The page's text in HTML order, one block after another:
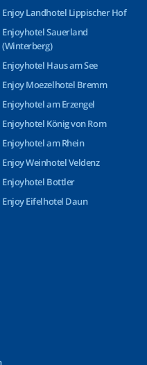
Enjoy Landhotel Lippischer Hof
Enjoyhotel Sauerland
(Winterberg)
Enjoyhotel Haus am See
Enjoy Moezelhotel Bremm
Enjoyhotel am Erzengel
Enjoyhotel König von Rom
Enjoyhotel am Rhein
Enjoy Weinhotel Veldenz
Enjoyhotel Bottler
Enjoy Eifelhotel Daun